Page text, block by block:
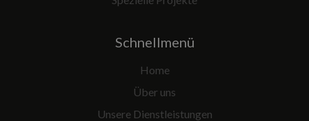
Schnellmenü
Home
Über uns
Unsere Dienstleistungen